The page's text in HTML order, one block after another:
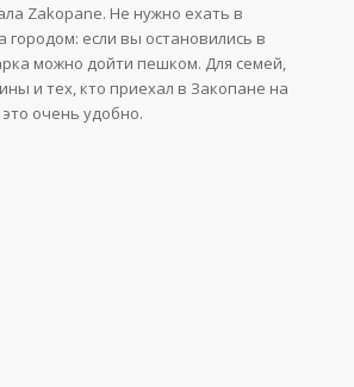
Zakopane. Не нужно ехать в
городом: если вы остановились в
можно дойти пешком. Для семей,
и тех, кто приехал в Закопане на
очень удобно.